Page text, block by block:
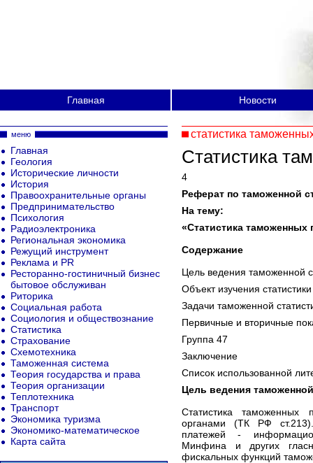
Главная Новости
статистика
Статистика
4
Реферат по таможенной
На тему:
«Статистика таможенных
Содержание
Цель ведения таможенной
Объект изучения
Задачи таможенной
Первичные и вторичные
Группа 47
Заключение
Список использованной
Цель ведения
Статистика таможенных
органами (ТК РФ
платежей -
Минфина и других
фискальных функций
меню
Главная
Геология
Исторические личности
История
Правоохранительные органы
Предпринимательство
Психология
Радиоэлектроника
Региональная экономика
Режущий инструмент
Реклама и PR
Ресторанно-гостиничный бизнес
бытовое обслуживан
Риторика
Социальная работа
Социология и обществознание
Статистика
Страхование
Схемотехника
Таможенная система
Теория государства и права
Теория организации
Теплотехника
Транспорт
Экономика туризма
Экономико-математическое
Карта сайта